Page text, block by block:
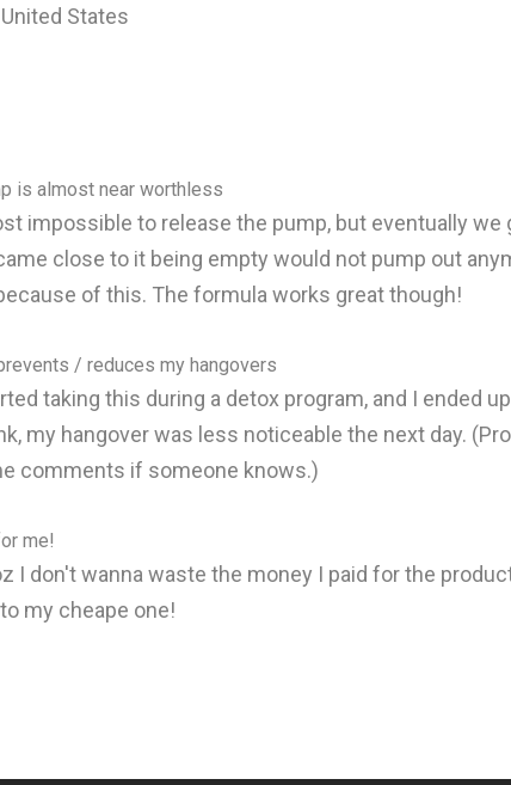
States
is almost near worthless
impossible to release the pump, but eventually
close to it being empty would not pump out
of this. The formula works great though!
/ reduces my hangovers
taking this during a detox program, and I ended
my hangover was less noticeable the next day.
comments if someone knows.)
me!
I don't wanna waste the money I paid for the
my cheape one!